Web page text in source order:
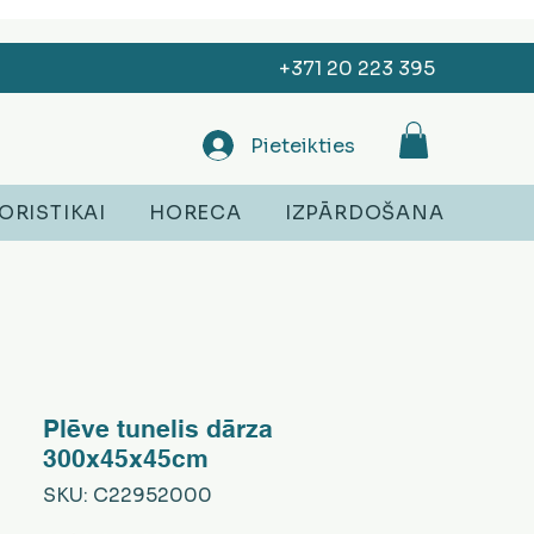
+371 20 223 395
Pieteikties
HORECA IZPĀRDOŠANA
Plēve tunelis dārza
300x45x45cm
SKU: C22952000